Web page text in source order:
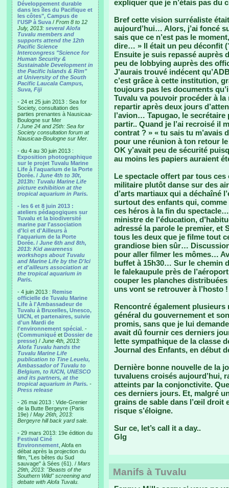
Développement durable
dans les îles du Pacifique et
les côtes", Campus de
l'USP à Suva / From 8 to 12
July, 2013: several Alofa
Tuvalu members and
supports attend the 12th
Pacific Science
Intercongress "Science for
Human Security &
Sustainable Development in
the Pacific Islands & Rim"
at University of the South
Pacific Laucala Campus,
Suva, Fiji
- 24 et 25 juin 2013 : Sea for
Society, consultation des
parties prenantes à Nausicaa-
Boulogne sur Mer
/ June 24 and 25th: Sea for
Society consultation forum at
Nausicaa-Boulogne sur Mer.
- du 4 au 30 juin 2013 :
Exposition photographique
sur le projet Tuvalu Marine
Life à l'aquarium de la Porte
Dorée. / June 4th to 30t,
2013h: Tuvalu Marine Life
picture exhibition at the
tropical aquarium in Paris.
- les 6 et 8 juin 2013 :
ateliers pédagogiques sur
Tuvalu et la biodiversité
marine par l'association
d'Ici et d'Ailleurs à
l'aquarium de la Porte
Dorée. / June 6th and 8th,
2013: Kid awareness
workshops about Tuvalu
and Marine Life by the D'Ici
et d'ailleurs association at
the tropical aquarium in
Paris.
- 4 juin 2013 : Remise
officielle de Tuvalu Marine
Life à l'Ambassadeur de
Tuvalu à Bruxelles, Unesco,
UICN, et partenaires, suivie
d'un Mardi de
l'environnement spécial . -
(Communiqué et Dossier de
presse) / June 4th, 2013:
Alofa Tuvalu hands the
Tuvalu Marine Life
publication to Tine Leuelu,
Ambassador of Tuvalu to
Belgium, to IUCN, UNESCO
and its partners, at the
tropical aquarium in Paris. -
Press release
- 26 mai 2013 : Vide-Grenier
de la Butte Bergeyre (Paris
19e) / May 26th, 2013:
Bergeyre hill back yard sale.
- 29 mars 2013: 19e édition du
Festival Ciné
Environnement , Alofa en
débat après la projection du
film, "Les bêtes du Sud
sauvage" à Sées (61). / Mars
29th, 2013: "Beasts of the
Southern Wild" screening and
debate with Alofa Tuvalu.
expliquer que je n’étais pas du
Bref cette vision surréaliste
aujourd’hui… Alors, j’ai foncé
sais que ce n’est pas le
dire… » Il était un peu déconfit
Ensuite je suis repassé auprès
peu de lobbying auprès des
J’aurais trouvé indécent
c’est grâce à cette institution,
toujours pas les documents
Tuvalu va pouvoir procéder à
repartir après deux jours
l’avion… Tapugao, le secrétaire
partir.. Quand je l’ai recroisé il
contrat ? » « tu sais tu m’avais
pour une réunion à ton retour
OK y’avait peu de sécurité
au moins les papiers auraient
Le spectacle offert par tous
militaire plutôt danse sur des
d’arts martiaux qui a déchaîné
surtout des enfants qui,
ces héros à la fin du
ministre de l’éducation,
adressé la parole le premier, et
tous les deux que je filme tout
grandiose bien sûr…
pour aller filmer les mômes…
buffet à 15h30… Sur le chemin
le falekaupule près de
couper les planches
uns vont se retrouver à l’hosto !
Rencontré également plusieurs
général du gouvernement et
promis, sans que je lui
avait dû fournir ces derniers
lette sympathique de la classe
Journal des Enfants, en début
Dernière bonne nouvelle de la
tuvaluens croisés aujourd’hui,
atteints par la conjonctivite.
ces derniers jours. Et, malgré
grains de sable dans l’œil droit
risque s’éloigne.
Sur ce, let’s call it a day..
Glg
Manifs à Tuvalu